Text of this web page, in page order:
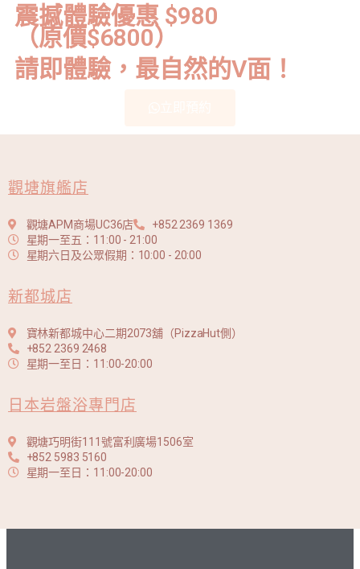
震撼體驗優惠 $980
（原價$6800）
請即體驗，最自然的V面！
觀塘旗艦店
觀塘APM商場UC36店
+852 2369 1369
星期一至五：11:00 - 21:00
星期六日及公眾假期：10:00 - 20:00
新都城店
寶林新都城中心二期2073舖（PizzaHut側）
+852 2369 2468
星期一至日：11:00-20:00
日本岩盤浴專門店
觀塘巧明街111號富利廣場1506室
+852 5983 5160
星期一至日：11:00-20:00